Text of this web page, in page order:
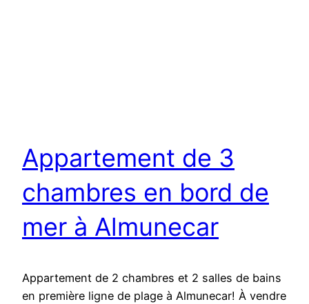
Appartement de 3
chambres en bord de
mer à Almunecar
Appartement de 2 chambres et 2 salles de bains
en première ligne de plage à Almunecar! À vendre